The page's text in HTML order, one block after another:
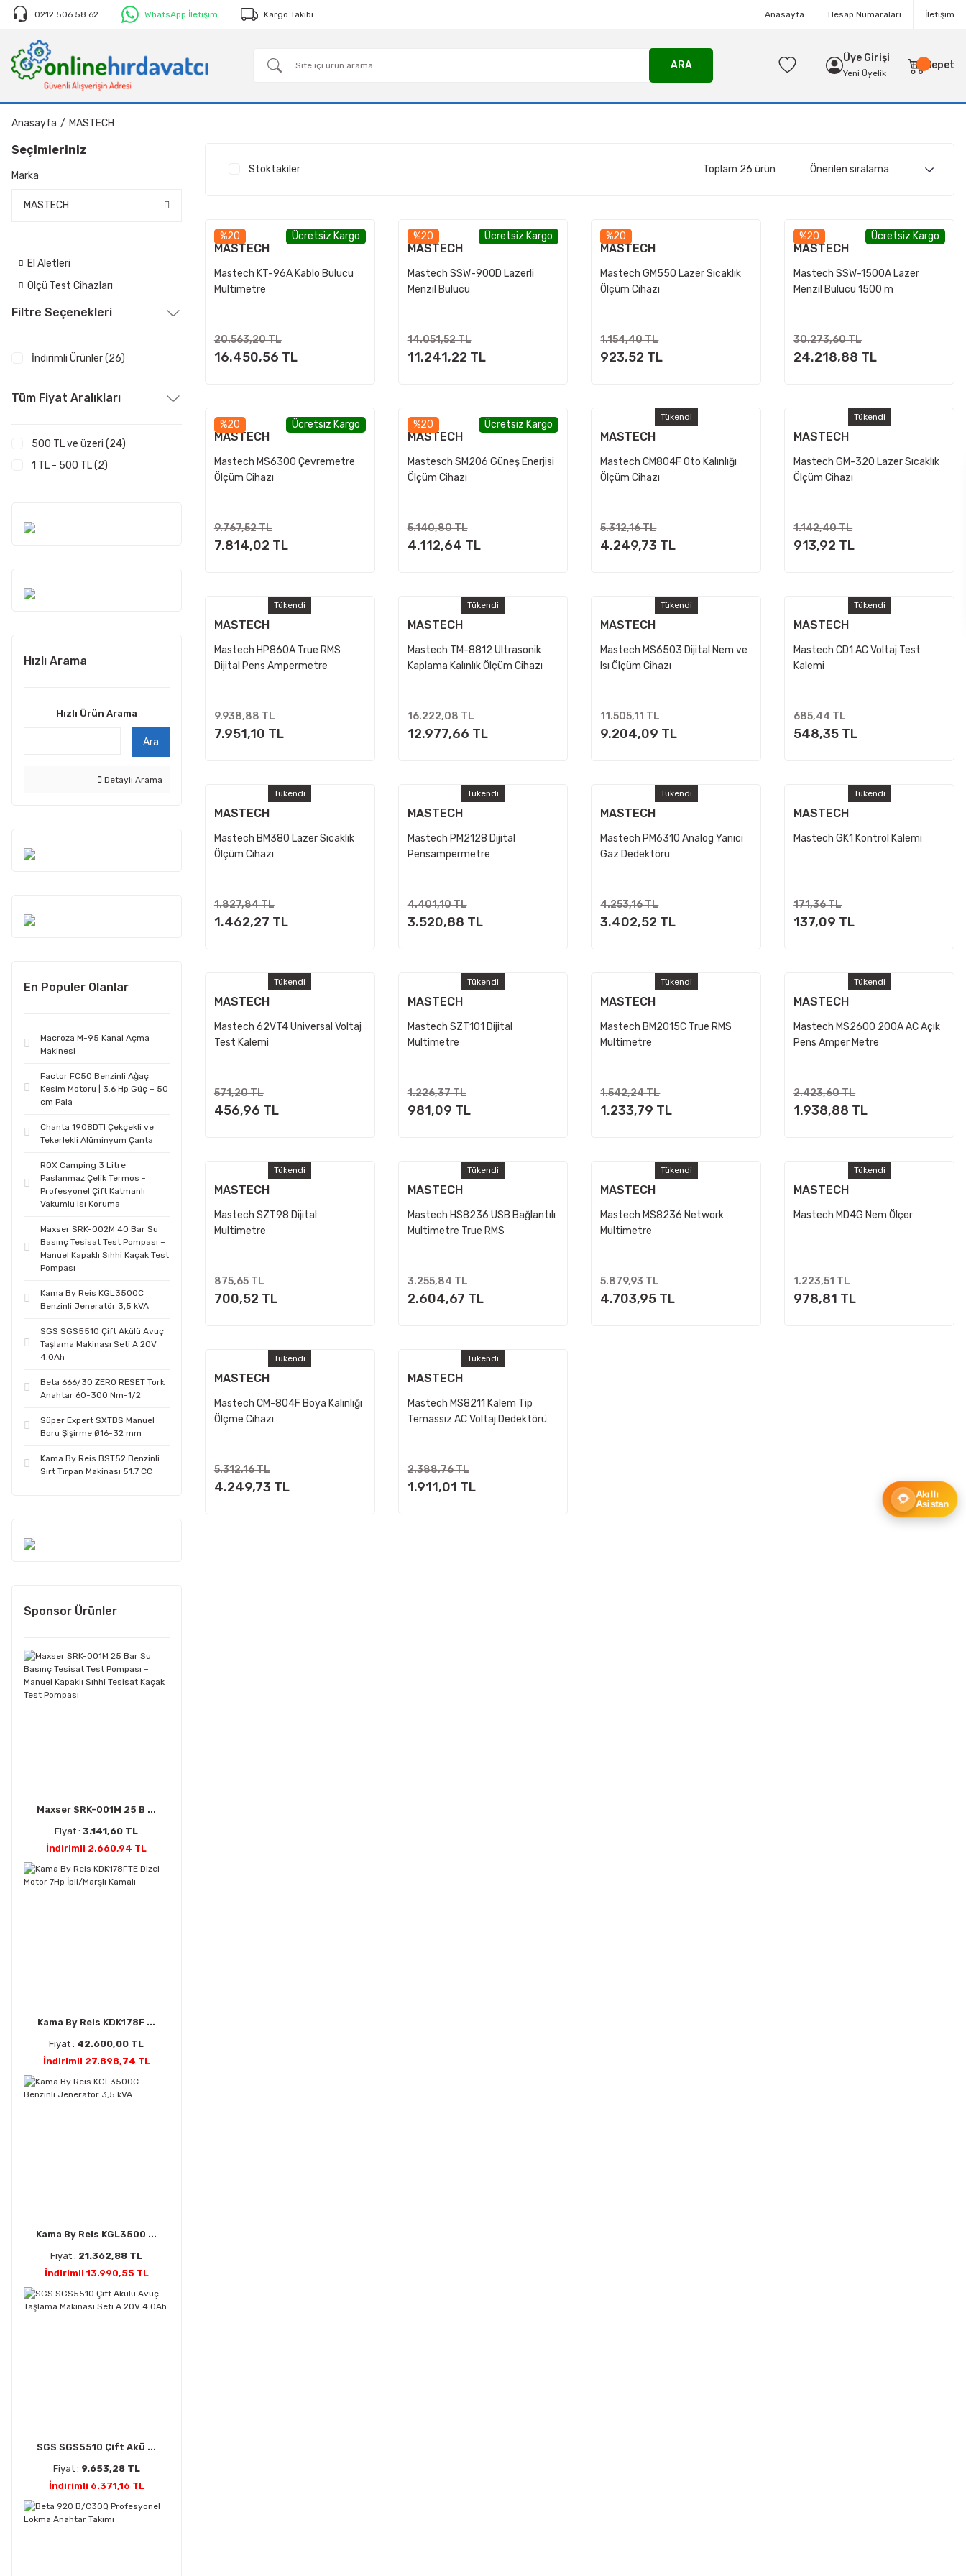
0212 506 58 62 WhatsApp İletişim Kargo Takibi Anasayfa Hesap Numaraları İletişim
ARA
Üye Girişi
Yeni Üyelik
Sepet
Anasayfa MASTECH
Seçimleriniz
Marka
MASTECH
El Aletleri
Ölçü Test Cihazları
Filtre Seçenekleri
İndirimli Ürünler (26)
Tüm Fiyat Aralıkları
500 TL ve üzeri (24)
1 TL - 500 TL (2)
Hızlı Arama
Hızlı Ürün Arama
Ara
Detaylı Arama
En Populer Olanlar
Macroza M-95 Kanal Açma
Makinesi
Factor FC50 Benzinli Ağaç
Kesim Motoru | 3.6 Hp Güç – 50
cm Pala
Chanta 1908DTI Çekçekli ve
Tekerlekli Alüminyum Çanta
ROX Camping 3 Litre
Paslanmaz Çelik Termos -
Profesyonel Çift Katmanlı
Vakumlu Isı Koruma
Maxser SRK-002M 40 Bar Su
Basınç Tesisat Test Pompası –
Manuel Kapaklı Sıhhi Kaçak Test
Pompası
Kama By Reis KGL3500C
Benzinli Jeneratör 3,5 kVA
SGS SGS5510 Çift Akülü Avuç
Taşlama Makinası Seti A 20V
4.0Ah
Beta 666/30 ZERO RESET Tork
Anahtar 60-300 Nm-1/2
Süper Expert SXTBS Manuel
Boru Şişirme Ø16-32 mm
Kama By Reis BST52 Benzinli
Sırt Tırpan Makinası 51.7 CC
Sponsor Ürünler
Maxser SRK-001M 25 B ...
Fiyat :3.141,60 TL
İndirimli 2.660,94 TL
Kama By Reis KDK178F ...
Fiyat : 42.600,00 TL
İndirimli 27.898,74 TL
Kama By Reis KGL3500 ...
Fiyat : 21.362,88 TL
İndirimli 13.990,55 TL
SGS SGS5510 Çift Akü ...
Fiyat : 9.653,28 TL
İndirimli 6.371,16 TL
Stoktakiler Toplam 26 ürün
%20 Ücretsiz Kargo
MASTECH
Mastech KT-96A Kablo Bulucu
Multimetre
20.563,20 TL
16.450,56 TL
%20 Ücretsiz Kargo
MASTECH
Mastech SSW-900D Lazerli
Menzil Bulucu
14.051,52 TL
11.241,22 TL
%20
MASTECH
Mastech GM550 Lazer Sıcaklık
Ölçüm Cihazı
1.154,40 TL
923,52 TL
%20 Ücretsiz Kargo
MASTECH
Mastech SSW-1500A Lazer
Menzil Bulucu 1500 m
30.273,60 TL
24.218,88 TL
%20 Ücretsiz Kargo
MASTECH
Mastech MS6300 Çevremetre
Ölçüm Cihazı
9.767,52 TL
7.814,02 TL
%20 Ücretsiz Kargo
MASTECH
Mastesch SM206 Güneş Enerjisi
Ölçüm Cihazı
5.140,80 TL
4.112,64 TL
Tükendi
MASTECH
Mastech CM804F Oto Kalınlığı
Ölçüm Cihazı
5.312,16 TL
4.249,73 TL
Tükendi
MASTECH
Mastech GM-320 Lazer Sıcaklık
Ölçüm Cihazı
1.142,40 TL
913,92 TL
Tükendi
MASTECH
Mastech HP860A True RMS
Dijital Pens Ampermetre
9.938,88 TL
7.951,10 TL
Tükendi
MASTECH
Mastech TM-8812 Ultrasonik
Kaplama Kalınlık Ölçüm Cihazı
16.222,08 TL
12.977,66 TL
Tükendi
MASTECH
Mastech MS6503 Dijital Nem ve
Isı Ölçüm Cihazı
11.505,11 TL
9.204,09 TL
Tükendi
MASTECH
Mastech CD1 AC Voltaj Test
Kalemi
685,44 TL
548,35 TL
Tükendi
MASTECH
Mastech BM380 Lazer Sıcaklık
Ölçüm Cihazı
1.827,84 TL
1.462,27 TL
Tükendi
MASTECH
Mastech PM2128 Dijital
Pensampermetre
4.401,10 TL
3.520,88 TL
Tükendi
MASTECH
Mastech PM6310 Analog Yanıcı
Gaz Dedektörü
4.253,16 TL
3.402,52 TL
Tükendi
MASTECH
Mastech GK1 Kontrol Kalemi
171,36 TL
137,09 TL
Tükendi
MASTECH
Mastech 62VT4 Universal Voltaj
Test Kalemi
571,20 TL
456,96 TL
Tükendi
MASTECH
Mastech SZT101 Dijital
Multimetre
1.226,37 TL
981,09 TL
Tükendi
MASTECH
Mastech BM2015C True RMS
Multimetre
1.542,24 TL
1.233,79 TL
Tükendi
MASTECH
Mastech MS2600 200A AC Açık
Pens Amper Metre
2.423,60 TL
1.938,88 TL
Tükendi
MASTECH
Mastech SZT98 Dijital
Multimetre
875,65 TL
700,52 TL
Tükendi
MASTECH
Mastech HS8236 USB Bağlantılı
Multimetre True RMS
3.255,84 TL
2.604,67 TL
Tükendi
MASTECH
Mastech MS8236 Network
Multimetre
5.879,93 TL
4.703,95 TL
Tükendi
MASTECH
Mastech MD4G Nem Ölçer
1.223,51 TL
978,81 TL
Tükendi
MASTECH
Mastech CM-804F Boya Kalınlığı
Ölçme Cihazı
5.312,16 TL
4.249,73 TL
Tükendi
MASTECH
Mastech MS8211 Kalem Tip
Temassız AC Voltaj Dedektörü
2.388,76 TL
1.911,01 TL
Akıllı
Asistan